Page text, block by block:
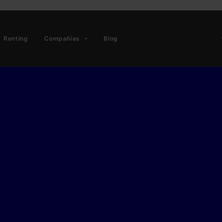
Renting Compañías Blog